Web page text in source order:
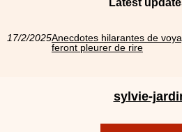
Latest
17/2/2025Anecdotes hilarantes de
feront pleurer de rire
sylvie-